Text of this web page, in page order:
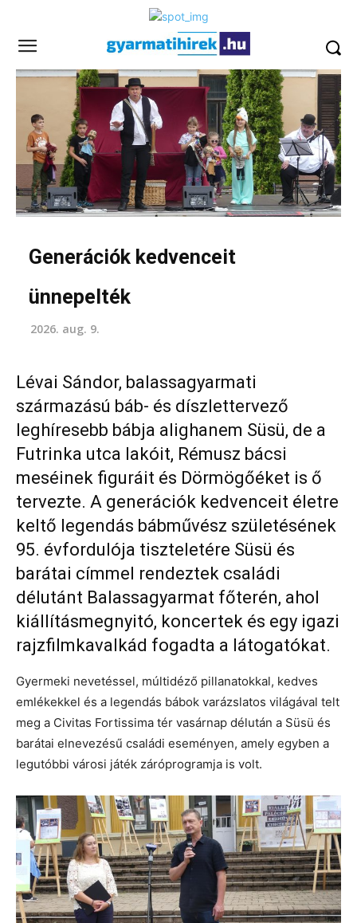
Generációk kedvenceit
ünnepelték
2026. aug. 9.
Lévai Sándor, balassagyarmati
származású báb- és díszlettervező
leghíresebb bábja alighanem Süsü, de a
Futrinka utca lakóit, Rémusz bácsi
meséinek figuráit és Dörmögőéket is ő
tervezte. A generációk kedvenceit életre
keltő legendás bábművész születésének
95. évfordulója tiszteletére Süsü és
barátai címmel rendeztek családi
délutánt Balassagyarmat főterén, ahol
kiállításmegnyitó, koncertek és egy igazi
rajzfilmkavalkád fogadta a látogatókat.
Gyermeki nevetéssel, múltidéző pillanatokkal, kedves
emlékekkel és a legendás bábok varázslatos világával telt
meg a Civitas Fortissima tér vasárnap délután a Süsü és
barátai elnevezésű családi eseményen, amely egyben a
legutóbbi városi játék záróprogramja is volt.